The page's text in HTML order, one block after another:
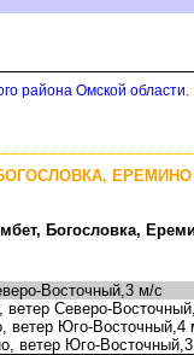
района Омской
ЕРЕМИНО
Богословка,
Восточный,3 м/с
Северо-
Юго-Восточный,4
ветер Юго-